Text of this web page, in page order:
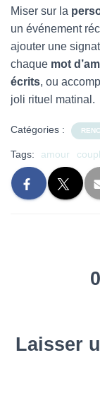
Miser sur la
un événement
ajouter une
chaque mot
écrits, ou
joli rituel matinal.
Catégories :
Tags: amour
Laisser